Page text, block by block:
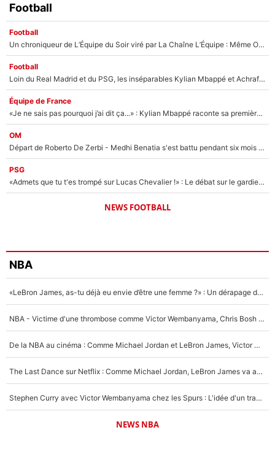
Football
Football
Un chroniqueur de L’Équipe du Soir viré par La Chaîne L’Équipe : Même Olivier Ménard n’avait pas pu empêcher son départ, «je l’ai appris sur Twitter, je l’ai vécu assez mal»
Football
Loin du Real Madrid et du PSG, les inséparables Kylian Mbappé et Achraf Hakimi changent d'équipe le temps d'une journée !
Équipe de France
«Je ne sais pas pourquoi j’ai dit ça...» : Kylian Mbappé raconte sa première rencontre avec Zinédine Zidane (et c’est très drôle)
OM
Départ de Roberto De Zerbi - Medhi Benatia s'est battu pendant six mois pour le retenir à l'OM, le PSG a été le naufrage de trop : «Je pars avec toi»
PSG
«Admets que tu t'es trompé sur Lucas Chevalier !» : Le débat sur le gardien du PSG vire au clash à l'After Foot
NEWS FOOTBALL
NBA
«LeBron James, as-tu déjà eu envie d’être une femme ?» : Un dérapage de Donald Trump sur la superstar de la NBA refait surface
NBA - Victime d'une thrombose comme Victor Wembanyama, Chris Bosh prévient le Français des risques sur sa santé : «J’ai failli mourir sur le coup et j’ai été ramené à la vie»
De la NBA au cinéma : Comme Michael Jordan et LeBron James, Victor Wembanyama rêve d'une carrière d'acteur !
The Last Dance sur Netflix : Comme Michael Jordan, LeBron James va avoir le droit à sa série !
Stephen Curry avec Victor Wembanyama chez les Spurs : L'idée d'un trade historique est lancée en NBA !
NEWS NBA